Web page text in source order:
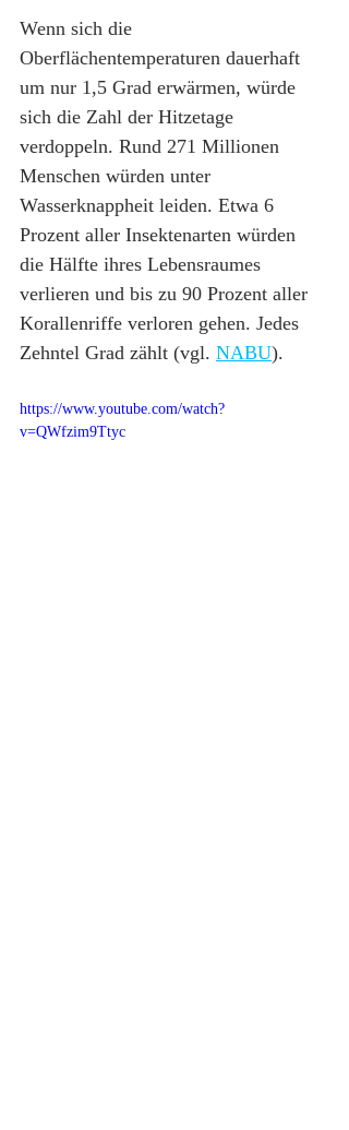
Wenn sich die
Oberflächentemperaturen dauerhaft
um nur 1,5 Grad erwärmen, würde
sich die Zahl der Hitzetage
verdoppeln. Rund 271 Millionen
Menschen würden unter
Wasserknappheit leiden. Etwa 6
Prozent aller Insektenarten würden
die Hälfte ihres Lebensraumes
verlieren und bis zu 90 Prozent aller
Korallenriffe verloren gehen. Jedes
Zehntel Grad zählt (vgl. NABU).
https://www.youtube.com/watch?
v=QWfzim9Ttyc